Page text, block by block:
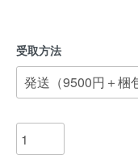
受取方法